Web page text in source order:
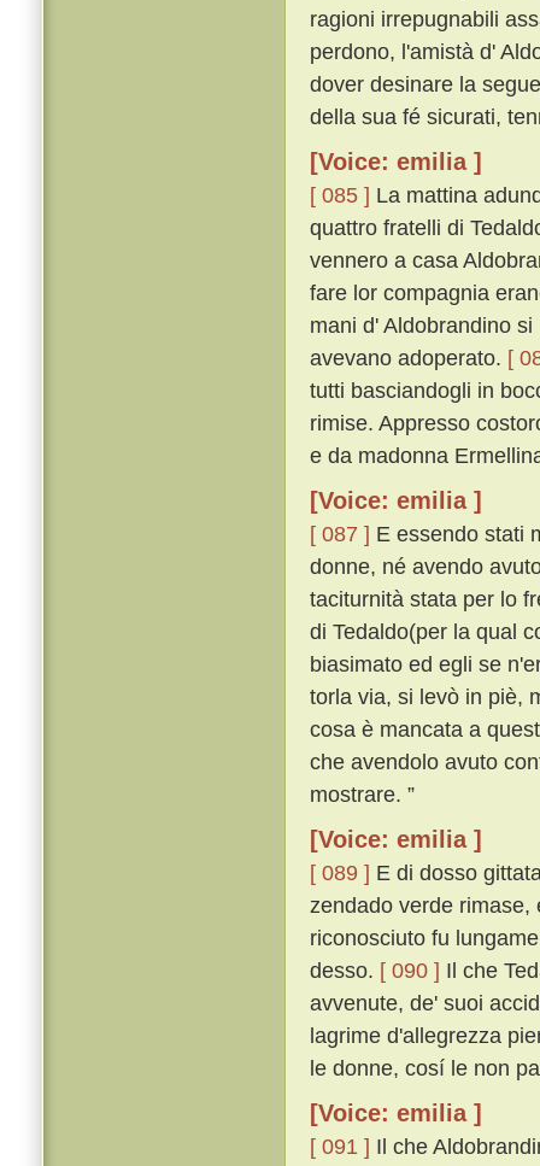
ragioni irrepugnabili
perdono, l'amistà d'
dover desinare la
della sua fé sicurati,
[Voice: emilia ]
[ 085 ] La mattina
quattro fratelli di
vennero a casa
fare lor compagnia
mani d' Aldobrandino
avevano adoperato. [
tutti basciandogli in
rimise. Appresso
e da madonna
[Voice: emilia ]
[ 087 ] E essendo stati
donne, né avendo
taciturnità stata per lo
di Tedaldo(per la qual
biasimato ed egli se
torla via, si levò in piè,
cosa è mancata a
che avendolo avuto
mostrare. ”
[Voice: emilia ]
[ 089 ] E di dosso
zendado verde
riconosciuto fu
desso. [ 090 ] Il che
avvenute, de' suoi
lagrime d'allegrezza
le donne, cosí le non
[Voice: emilia ]
[ 091 ] Il che